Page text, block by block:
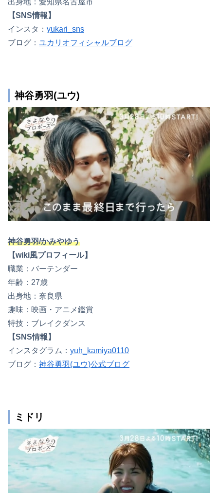
出身地：愛知県名古屋市
【SNS情報】
インスタ： yukari_sns
ブログ： ユカリオフィシャルブログ
神谷勇羽(ユウ)
神谷勇羽/かみやゆう
【wiki風プロフィール】
職業：バーテンダー
年齢：27歳
出身地：奈良県
趣味：映画・アニメ鑑賞
特技：ブレイクダンス
【SNS情報】
インスタグラム： yuh_kamiya0110
ブログ： 神谷勇羽(ユウ)公式ブログ
ミドリ